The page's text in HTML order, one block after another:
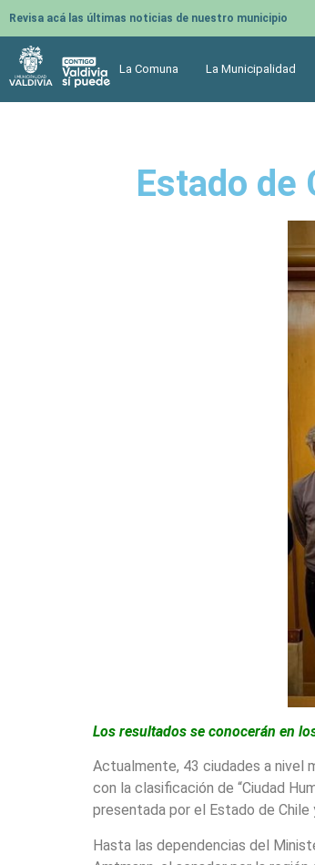
Revisa acá las últimas noticias de nuestro municipio
La Comuna La Municipalidad
Estado de
Los resultados se conocerán en
Actualmente, 43 ciudades a nivel
con la clasificación de “Ciudad
presentada por el Estado de
Hasta las dependencias del